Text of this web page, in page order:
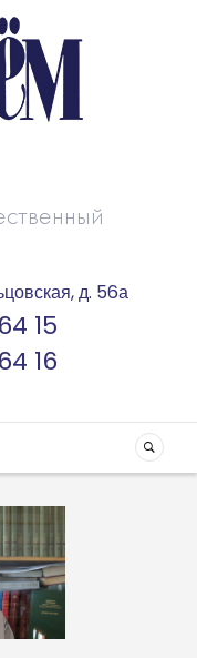
д. 56а
15
16